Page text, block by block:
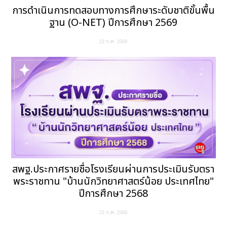
การดำเนินการทดสอบทางการศึกษาระดับชาติขั้นพื้น
ฐาน (O-NET) ปีการศึกษา 2569
22 ก.ค. 2569
สพฐ.ประกาศรายชื่อโรงเรียนผ่านการประเมินรับตรา
พระราชทาน "บ้านนักวิทยาศาสตร์น้อย ประเทศไทย"
ปีการศึกษา 2568
22 ก.ค. 2569